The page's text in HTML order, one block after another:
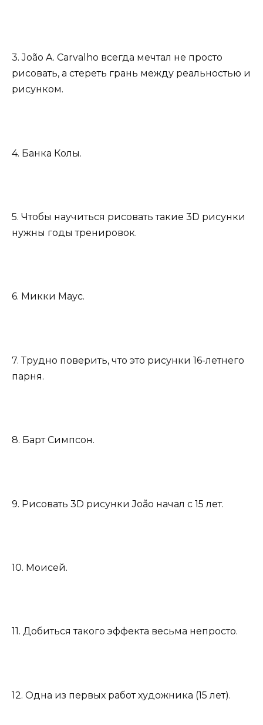
3. João A. Carvalho всегда мечтал не просто
рисовать, а стереть грань между реальностью и
рисунком.
4. Банка Колы.
5. Чтобы научиться рисовать такие 3D рисунки
нужны годы тренировок.
6. Микки Маус.
7. Трудно поверить, что это рисунки 16-летнего
парня.
8. Барт Симпсон.
9. Рисовать 3D рисунки João начал с 15 лет.
10. Моисей.
11. Добиться такого эффекта весьма непросто.
12. Одна из первых работ художника (15 лет).